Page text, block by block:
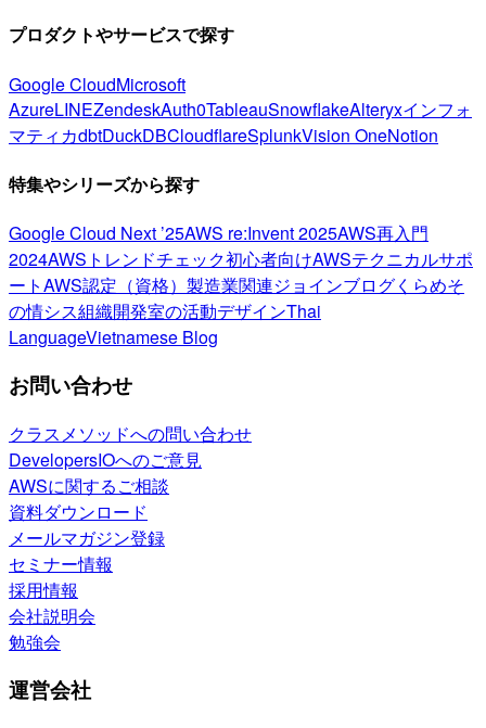
プロダクトやサービスで探す
Google CloudMicrosoft
AzureLINEZendeskAuth0TableauSnowflakeAlteryxインフォ
マティカdbtDuckDBCloudflareSplunkVision OneNotion
特集やシリーズから探す
Google Cloud Next ’25AWS re:Invent 2025AWS再入門
2024AWSトレンドチェック初心者向けAWSテクニカルサポ
ートAWS認定（資格） 製造業関連ジョインブログくらめそ
の情シス組織開発室の活動デザインThai
LanguageVietnamese Blog
お問い合わせ
クラスメソッドへの問い合わせ
DevelopersIOへのご意見
AWSに関するご相談
資料ダウンロード
メールマガジン登録
セミナー情報
採用情報
会社説明会
勉強会
運営会社